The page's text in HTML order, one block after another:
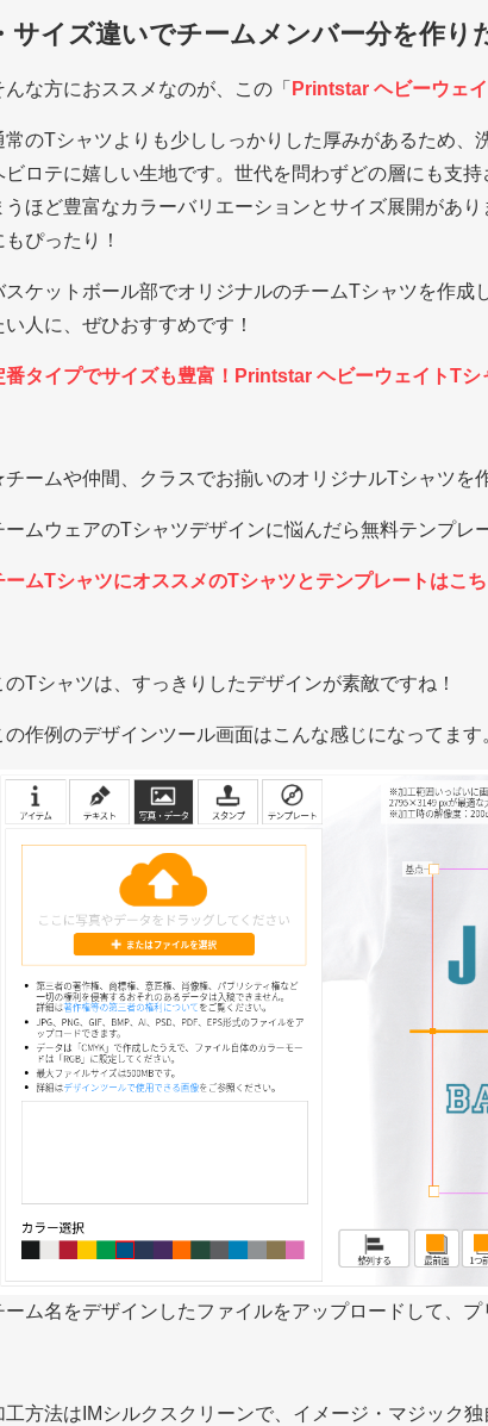
サイズ違いでチームメンバー分を作り
んな方におススメなのが、この「 Printstar ヘビーウェ
常のTシャツよりも少ししっかりした厚みがあるため、
ビロテに嬉しい生地です。世代を問わずどの層にも支
うほど豊富なカラーバリエーションとサイズ展開があ
もぴったり！
スケットボール部でオリジナルのチームTシャツを作成
い人に、ぜひおすすめです！
番タイプでサイズも豊富！Printstar ヘビーウェイトTシ
ームや仲間、クラスでお揃いのオリジナルTシャツを
ームウェアのTシャツデザインに悩んだら無料テンプレ
ームTシャツにオススメのTシャツとテンプレートはこち
のTシャツは、すっきりしたデザインが素敵ですね！
の作例のデザインツール画面はこんな感じになってます
ーム名をデザインしたファイルをアップロードして、プ
工方法はIMシルクスクリーンで、イメージ・マジック